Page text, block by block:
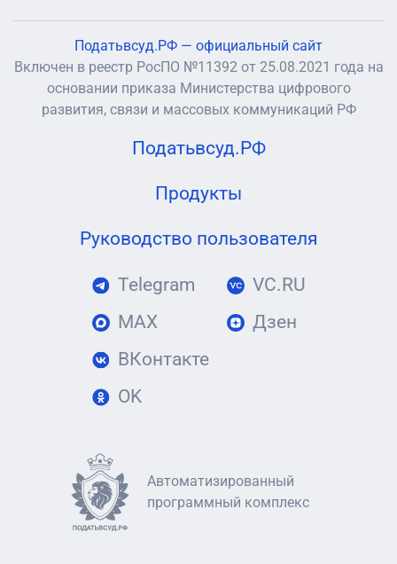
Податьвсуд.РФ — официальный сайт
Включен в реестр РосПО №11392 от 25.08.2021 года на
основании приказа Министерства цифрового
развития, связи и массовых коммуникаций РФ
Податьвсуд.РФ
Продукты
Руководство пользователя
Telegram
MAX
ВКонтакте
OK
VC.RU
Дзен
Автоматизированный
программный комплекс